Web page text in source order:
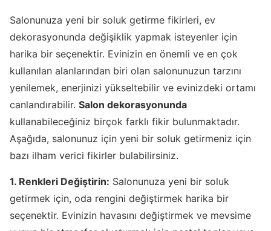
Salonunuza yeni bir soluk getirme fikirleri, ev
dekorasyonunda değişiklik yapmak isteyenler için
harika bir seçenektir. Evinizin en önemli ve en çok
kullanılan alanlarından biri olan salonunuzun tarzını
yenilemek, enerjinizi yükseltebilir ve evinizdeki ortamı
canlandırabilir. Salon dekorasyonunda
kullanabileceğiniz birçok farklı fikir bulunmaktadır.
Aşağıda, salonunuz için yeni bir soluk getirmeniz için
bazı ilham verici fikirler bulabilirsiniz.
1. Renkleri Değiştirin: Salonunuza yeni bir soluk
getirmek için, oda rengini değiştirmek harika bir
seçenektir. Evinizin havasını değiştirmek ve mevsime